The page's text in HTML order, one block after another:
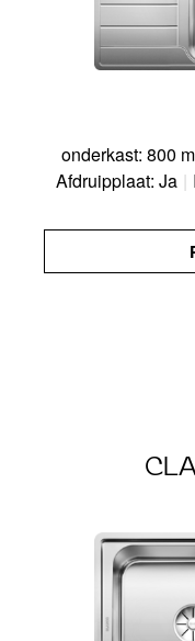
onderkast: 800
Afdruipplaat: Ja |